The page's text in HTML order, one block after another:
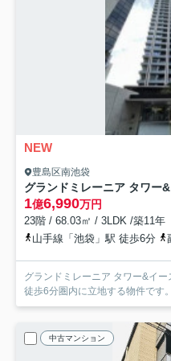
NEW
豊島区南池袋
グランドミレーニア タワー
1億6,990万円
23階 / 68.03㎡ / 3LDK /築11年
山手線「池袋」駅 徒歩6分
グランドミレーニア タワー&イー
徒歩6分圏内に立地する物件です
中古マンション